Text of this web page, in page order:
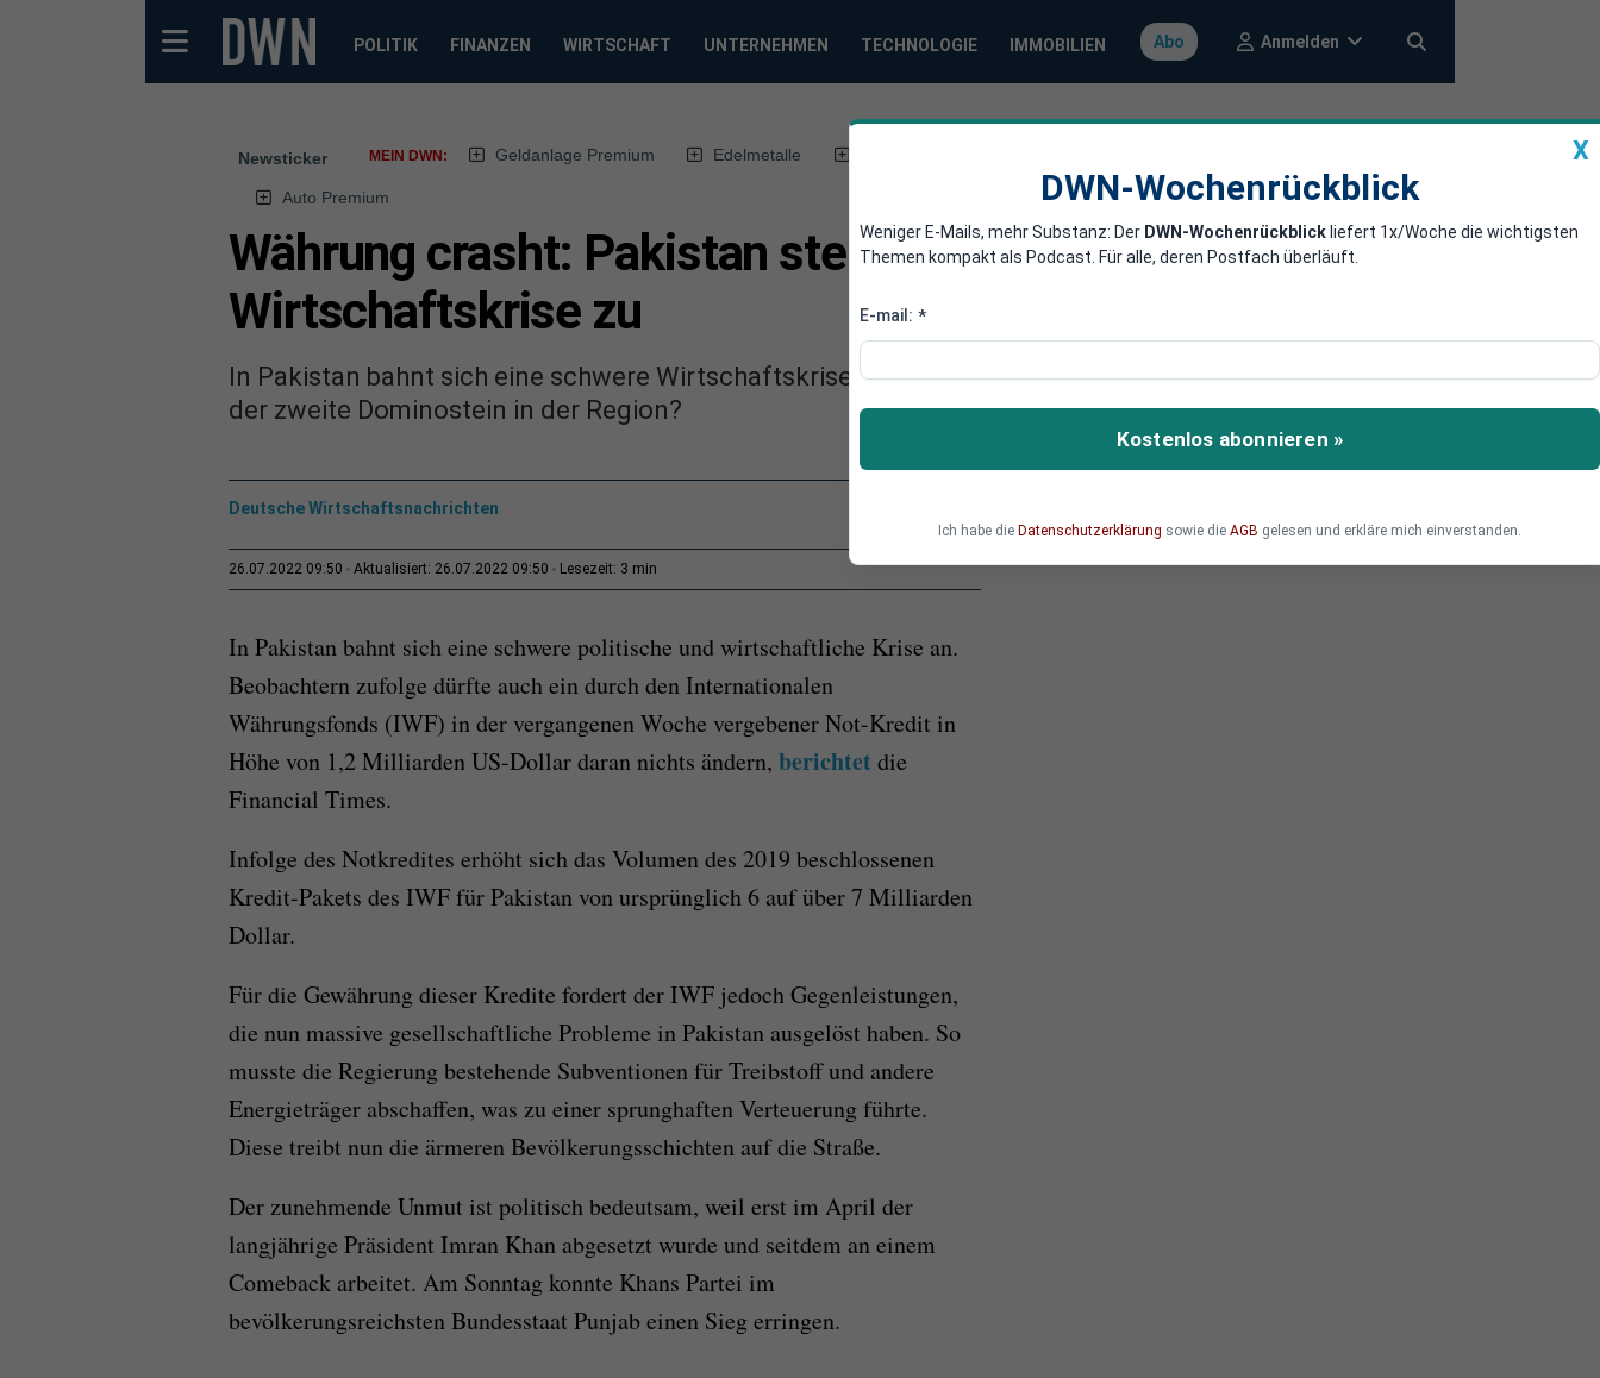
POLITIK FINANZEN WIRTSCHAFT UNTERNEHMEN TECHNOLOGIE IMMOBILIEN Abo Anmelden
Newsticker MEIN DWN: Geldanlage Premium Edelmetalle
Auto Premium
Währung crasht: Pakistan steuert auf schwere
Wirtschaftskrise zu
In Pakistan bahnt sich eine schwere Wirtschaftskrise an. Kippt nach dem benachbarten Sri Lanka
der zweite Dominostein in der Region?
Deutsche Wirtschaftsnachrichten
26.07.2022 09:50 Aktualisiert: 26.07.2022 09:50 Lesezeit: 3 min
In Pakistan bahnt sich eine schwere politische und wirtschaftliche Krise an.
Beobachtern zufolge dürfte auch ein durch den Internationalen
Währungsfonds (IWF) in der vergangenen Woche vergebener Not-Kredit in
Höhe von 1,2 Milliarden US-Dollar daran nichts ändern, berichtet die
Financial Times.
Infolge des Notkredites erhöht sich das Volumen des 2019 beschlossenen
Kredit-Pakets des IWF für Pakistan von ursprünglich 6 auf über 7 Milliarden
Dollar.
Für die Gewährung dieser Kredite fordert der IWF jedoch Gegenleistungen,
die nun massive gesellschaftliche Probleme in Pakistan ausgelöst haben. So
musste die Regierung bestehende Subventionen für Treibstoff und andere
Energieträger abschaffen, was zu einer sprunghaften Verteuerung führte.
Diese treibt nun die ärmeren Bevölkerungsschichten auf die Straße.
Der zunehmende Unmut ist politisch bedeutsam, weil erst im April der
langjährige Präsident Imran Khan abgesetzt wurde und seitdem an einem
Comeback arbeitet. Am Sonntag konnte Khans Partei im
bevölkerungsreichsten Bundesstaat Punjab einen Sieg erringen.
X
DWN-Wochenrückblick
Weniger E-Mails, mehr Substanz: Der DWN-Wochenrückblick liefert 1x/Woche die wichtigsten
Themen kompakt als Podcast. Für alle, deren Postfach überläuft.
E-mail: *
Kostenlos abonnieren »
Ich habe die Datenschutzerklärung sowie die AGB gelesen und erkläre mich einverstanden.